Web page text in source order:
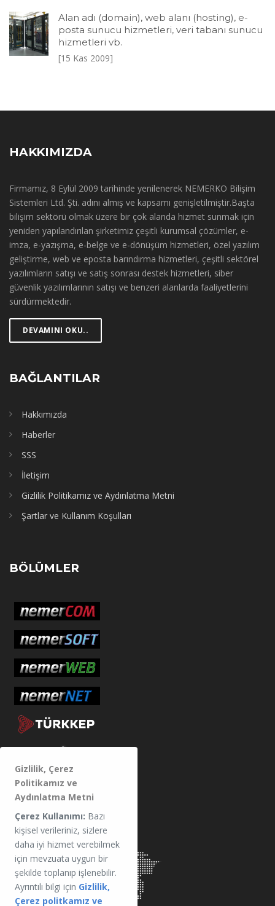
Gizlilik, Çerez
Politikamız ve
Aydınlatma Metni
Çerez Kullanımı: Bazı
kişisel verileriniz, sizlere
daha iyi hizmet verebilmek
için mevzuata uygun bir
şekilde toplanıp işlenebilir.
Ayrıntılı bilgi için Gizlilik,
Çerez politkamız ve
Alan adı (domain), web alanı (hosting), e-
posta sunucu hizmetleri, veri tabanı sunucu
hizmetleri vb.
[15 Kas 2009]
HAKKIMIZDA
Firmamız, 8 Eylül 2009 tarihinde yenilenerek NEMERKO Bilişim
Sistemleri Ltd. Şti. adını almış ve kapsamı genişletilmiştir.Başta
bilişim sektörü olmak üzere bir çok alanda hizmet sunmak için
yeniden yapılandırılan şirketimiz çeşitli kurumsal çözümler, e-
imza, e-yazışma, e-belge ve e-dönüşüm hizmetleri, özel yazılım
geliştirme, web ve eposta barındırma hizmetleri, çeşitli sektörel
yazılımların satışı ve satış sonrası destek hizmetleri, siber
güvenlik yazılımlarının satışı ve benzeri alanlarda faaliyetlerini
sürdürmektedir.
DEVAMINI OKU..
BAĞLANTILAR
Hakkımızda
Haberler
SSS
İletişim
Gizlilik Politikamız ve Aydınlatma Metni
Şartlar ve Kullanım Koşulları
BÖLÜMLER
MERKEZ